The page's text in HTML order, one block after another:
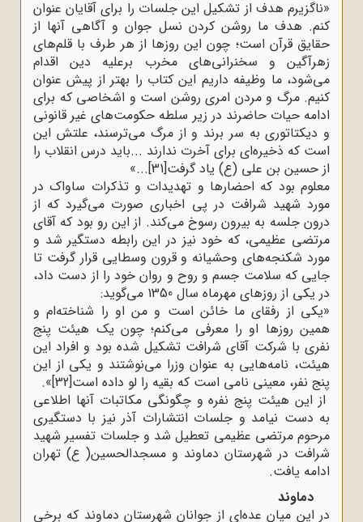
»ناگزیرم هدف از تشکیل این جلسات را برای آقایان عنوان
کنم. هدف ما روشن کردن نسل جوان و آگاهی آنها از
حقایق قرآن است؛ چون این روزها از هر طرف با قلم‌های
زهرآگین و سخنرانی‌های مخرب برعلیه دین اقدام
می‌شود، ما وظیفه داریم این کتاب را بهتر از پیش عنوان
کنیم. مرگ و مردن امری روشن است و اشخاصی که برای
ادامه حیات حاضرند در زیر سلطه حکومت‌های غیر قانونی
و دیکتاتوری به سر برند و از مرگ می‌ترسند، علتش این
است که ذخیره‌ای برای آخرت ندارند ...باید درس انقلاب را
از حسین بن علی (ع) یاد گرفت
«...[31]
معلوم بود که احضارها و تهدیدات و تذکرات ساواک در
مورد شهید شرافت در پی اخباری صورت می‌گیرد که از
درون جلسه به بیرون رسوخ می‌کند. از این رو بود که آقای
مرتضی عظیمی، که خود نیز در این رابطه دستگیر شد و
مورد شکنجه‌های وحشیانه و قرون وسطایی قرار گرفت تا
جایی که سلامت جسم و روح و روان خود را از دست داد،
در یکی از روزهای مهرماه سال 1350 می‌گوید
:
»یکی از رفقای ما خائن است و من او را شناخته‌ام و
همین روزها او را معرفی می‌کنم؛ چون یک هیئت پنج
نفری با شرکت آقای شرافت تشکیل شده بود و افراد این
هیئت، نامه‌هایی به عنوان وزرا می‌نوشتند و یکی از این
پنج نفر، معینی نامی است که بقیه را لو داده است
.«[32]
از این هیئت پنج نفره و چگونگی مکاتبات آنها اطلاعی
به دست نیامد و جلسات انتشارات آذر نیز با دستگیری
مرحوم مرتضی عظیمی تعطیل شد و جلسات تفسیر شهید
شرافت در شهرستان دماوند و مسجدالحسین( ع) تهران
ادامه یافت.
دماوند
در این میان عده‌ای از جوانان شهرستان دماوند که برخی